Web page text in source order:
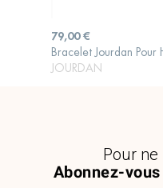
Prix
79,00 €
Bracelet Jourdan Pour
JOURDAN
Abonnez-
Pour ne